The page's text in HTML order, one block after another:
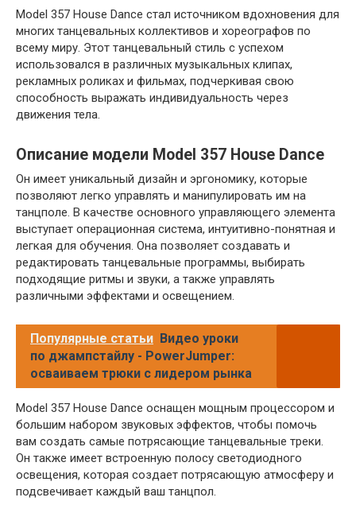
Model 357 House Dance стал источником вдохновения для
многих танцевальных коллективов и хореографов по
всему миру. Этот танцевальный стиль с успехом
использовался в различных музыкальных клипах,
рекламных роликах и фильмах, подчеркивая свою
способность выражать индивидуальность через
движения тела.
Описание модели Model 357 House Dance
Он имеет уникальный дизайн и эргономику, которые
позволяют легко управлять и манипулировать им на
танцполе. В качестве основного управляющего элемента
выступает операционная система, интуитивно-понятная и
легкая для обучения. Она позволяет создавать и
редактировать танцевальные программы, выбирать
подходящие ритмы и звуки, а также управлять
различными эффектами и освещением.
Популярные статьи Видео уроки
по джампстайлу - PowerJumper:
осваиваем трюки с лидером рынка
Model 357 House Dance оснащен мощным процессором и
большим набором звуковых эффектов, чтобы помочь
вам создать самые потрясающие танцевальные треки.
Он также имеет встроенную полосу светодиодного
освещения, которая создает потрясающую атмосферу и
подсвечивает каждый ваш танцпол.